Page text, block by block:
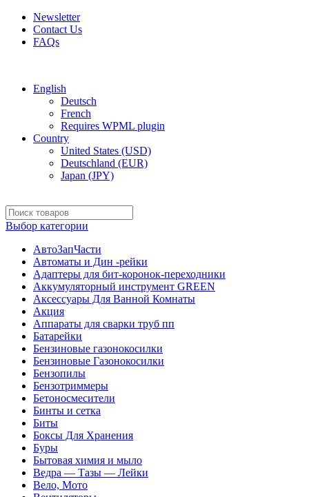
Newsletter
Contact Us
FAQs
English
Deutsch
French
Requires WPML plugin
Country
United States (USD)
Deutschland (EUR)
Japan (JPY)
Выбор категории
АвтоЗапЧасти
Автоматы и Дин -рейки
Адаптеры для бит-коронок-переходники
Аккумуляторный инструмент GREEN
Аксессуары Для Ванной Комнаты
Акция
Аппараты для сварки труб пп
Батарейки
Бензиновые газонокосилки
Бензиновые Газонокосилки
Бензопилы
Бензотриммеры
Бетоносмесители
Бинты и сетка
Биты
Боксы Для Хранения
Буры
Бытовая химия и мыло
Ведра — Тазы — Лейки
Вело, Мото